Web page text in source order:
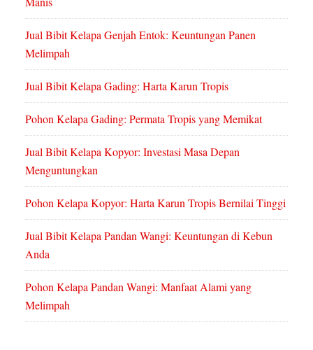
Jual Bibit Kelapa Genjah Entok: Keuntungan Panen
Melimpah
Jual Bibit Kelapa Gading: Harta Karun Tropis
Pohon Kelapa Gading: Permata Tropis yang Memikat
Jual Bibit Kelapa Kopyor: Investasi Masa Depan
Menguntungkan
Pohon Kelapa Kopyor: Harta Karun Tropis Bernilai Tinggi
Jual Bibit Kelapa Pandan Wangi: Keuntungan di Kebun
Anda
Pohon Kelapa Pandan Wangi: Manfaat Alami yang
Melimpah